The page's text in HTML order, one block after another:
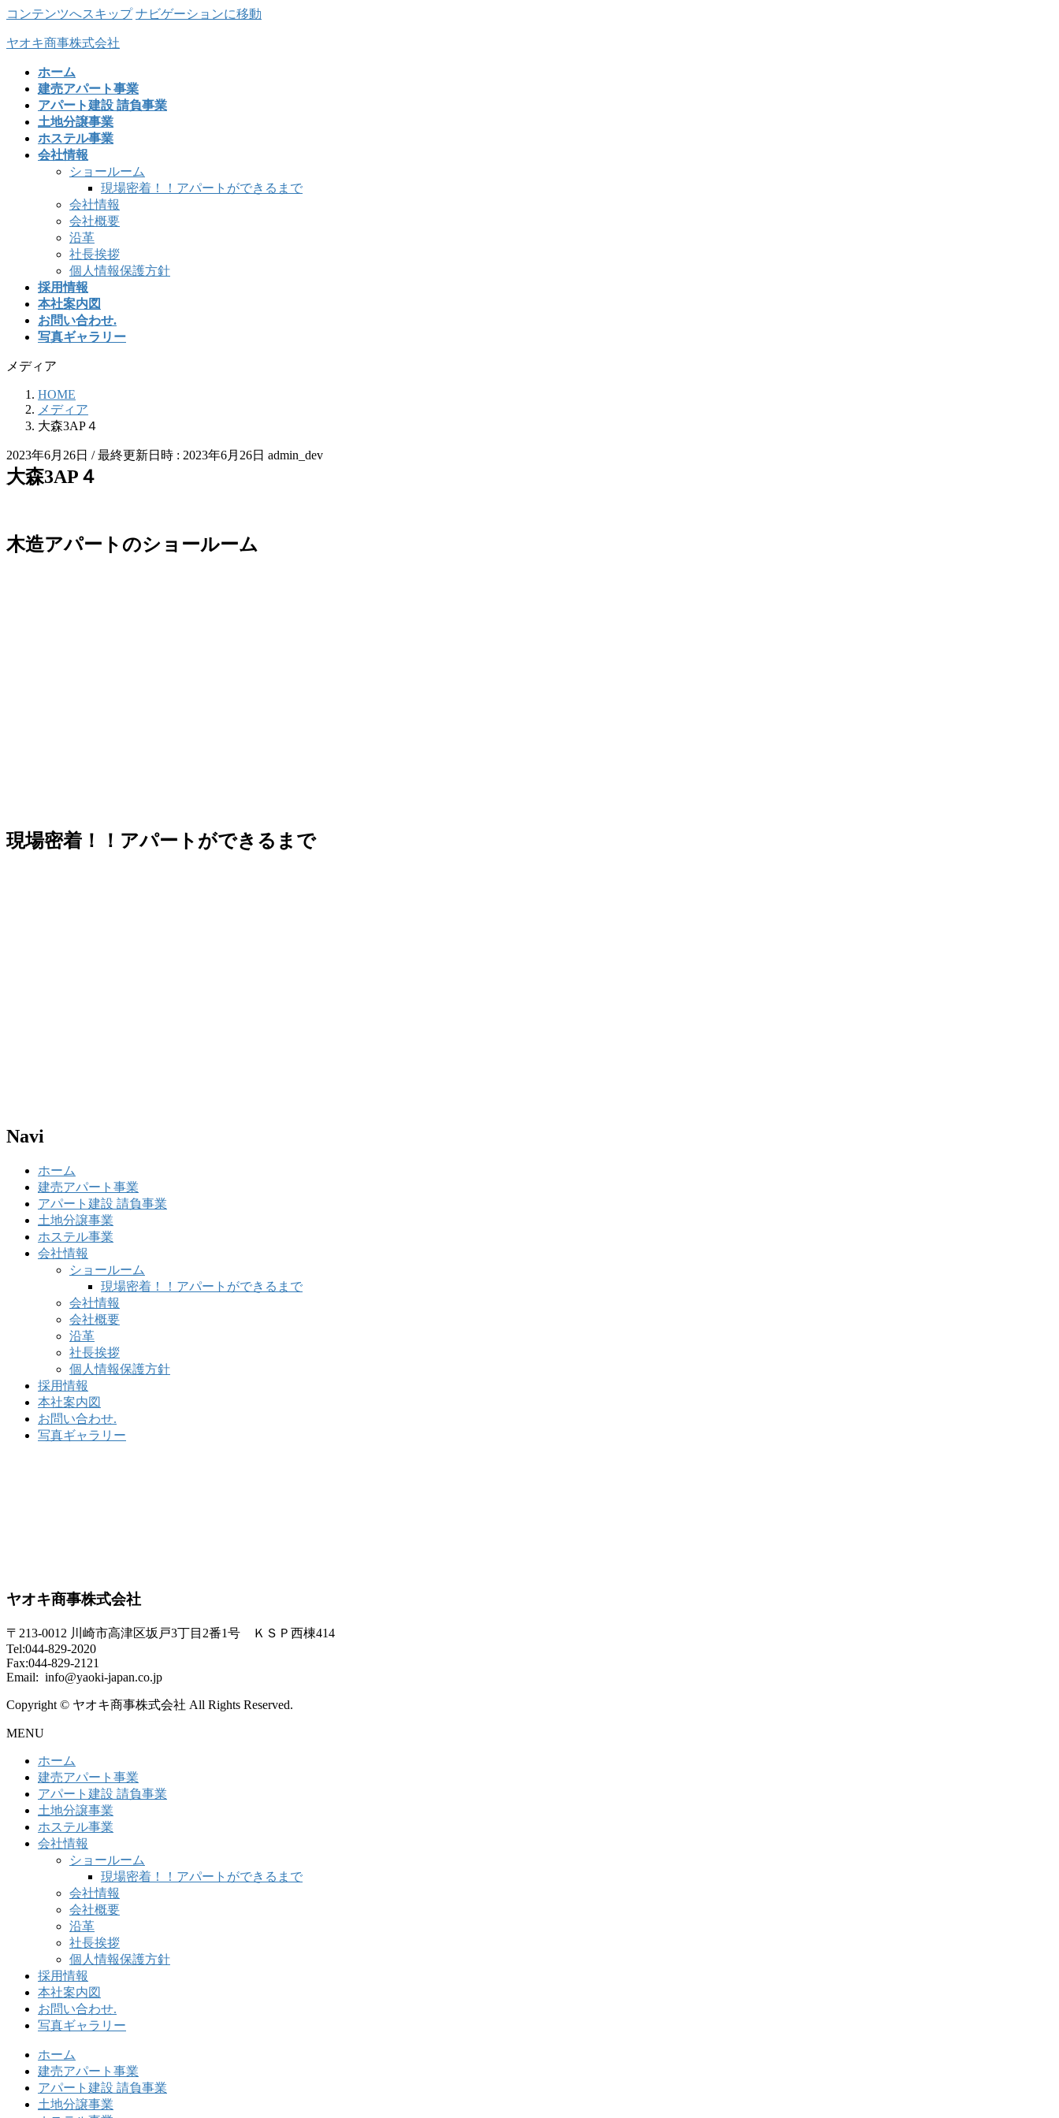
コンテンツへスキップ ナビゲーションに移動
ヤオキ商事株式会社
ホーム
建売アパート事業
アパート建設 請負事業
土地分譲事業
ホステル事業
会社情報
ショールーム
現場密着！！アパートができるまで
会社情報
会社概要
沿革
社長挨拶
個人情報保護方針
採用情報
本社案内図
お問い合わせ.
写真ギャラリー
メディア
HOME
メディア
大森3AP４
2023年6月26日 / 最終更新日時 : 2023年6月26日 admin_dev
大森3AP４
木造アパートのショールーム
現場密着！！アパートができるまで
Navi
ホーム
建売アパート事業
アパート建設 請負事業
土地分譲事業
ホステル事業
会社情報
ショールーム
現場密着！！アパートができるまで
会社情報
会社概要
沿革
社長挨拶
個人情報保護方針
採用情報
本社案内図
お問い合わせ.
写真ギャラリー
ヤオキ商事株式会社
〒213-0012 川崎市高津区坂戸3丁目2番1号 ＫＳＰ西棟414
Tel:044-829-2020
Fax:044-829-2121
Email: info@yaoki-japan.co.jp
Copyright © ヤオキ商事株式会社 All Rights Reserved.
MENU
ホーム
建売アパート事業
アパート建設 請負事業
土地分譲事業
ホステル事業
会社情報
ショールーム
現場密着！！アパートができるまで
会社情報
会社概要
沿革
社長挨拶
個人情報保護方針
採用情報
本社案内図
お問い合わせ.
写真ギャラリー
ホーム
建売アパート事業
アパート建設 請負事業
土地分譲事業